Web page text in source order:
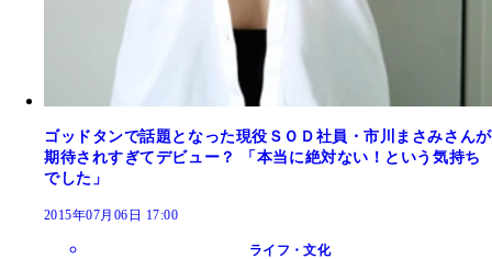
ゴッドタンで話題となった現役ＳＯＤ社員・市川まさみさんが
期待されすぎてデビュー？ 「本当に絶対ない！という気持ち
でした」
2015年07月06日 17:00
ライフ・文化